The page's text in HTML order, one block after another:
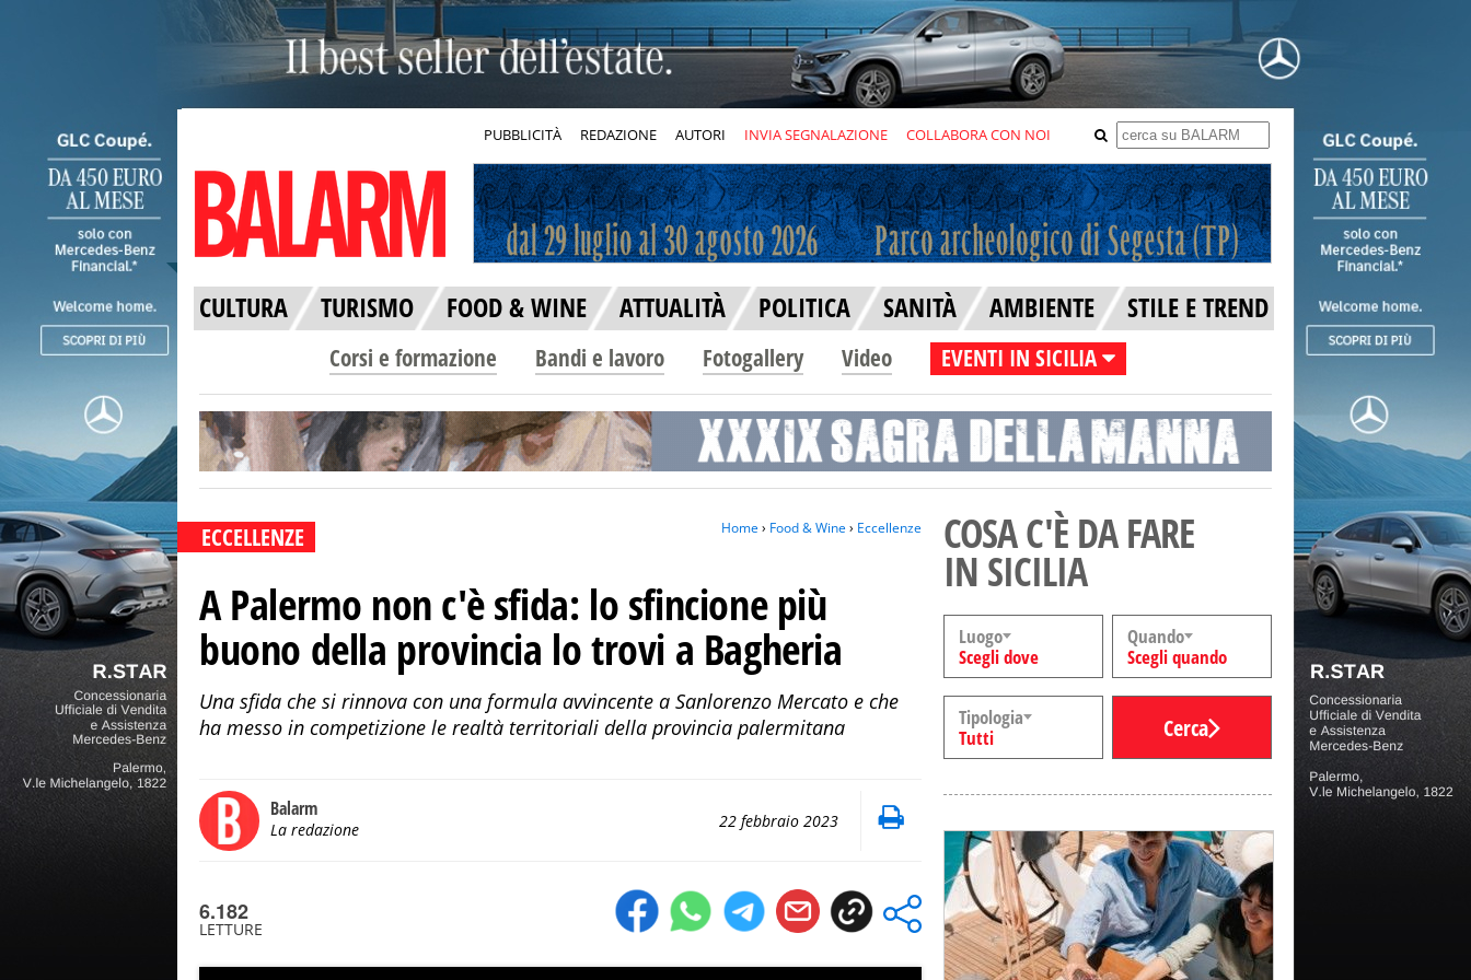
PUBBLICITÀ REDAZIONE AUTORI INVIA SEGNALAZIONE COLLABORA CON NOI
CULTURA TURISMO FOOD & WINE ATTUALITÀ POLITICA SANITÀ AMBIENTE STILE E TREND
Corsi e formazione Bandi e lavoro Fotogallery Video EVENTI IN SICILIA
ECCELLENZE Home› Food & Wine› Eccellenze
A Palermo non c'è sfida: lo sfincione più
buono della provincia lo trovi a Bagheria
Una sfida che si rinnova con una formula avvincente a Sanlorenzo Mercato e che
ha messo in competizione le realtà territoriali della provincia palermitana
Balarm
La redazione 22 febbraio 2023
6.182
LETTURE
COSA C'È DA FARE
IN SICILIA
Luogo
Scegli dove
Quando
Scegli quando
Tipologia
Tutti
Cerca